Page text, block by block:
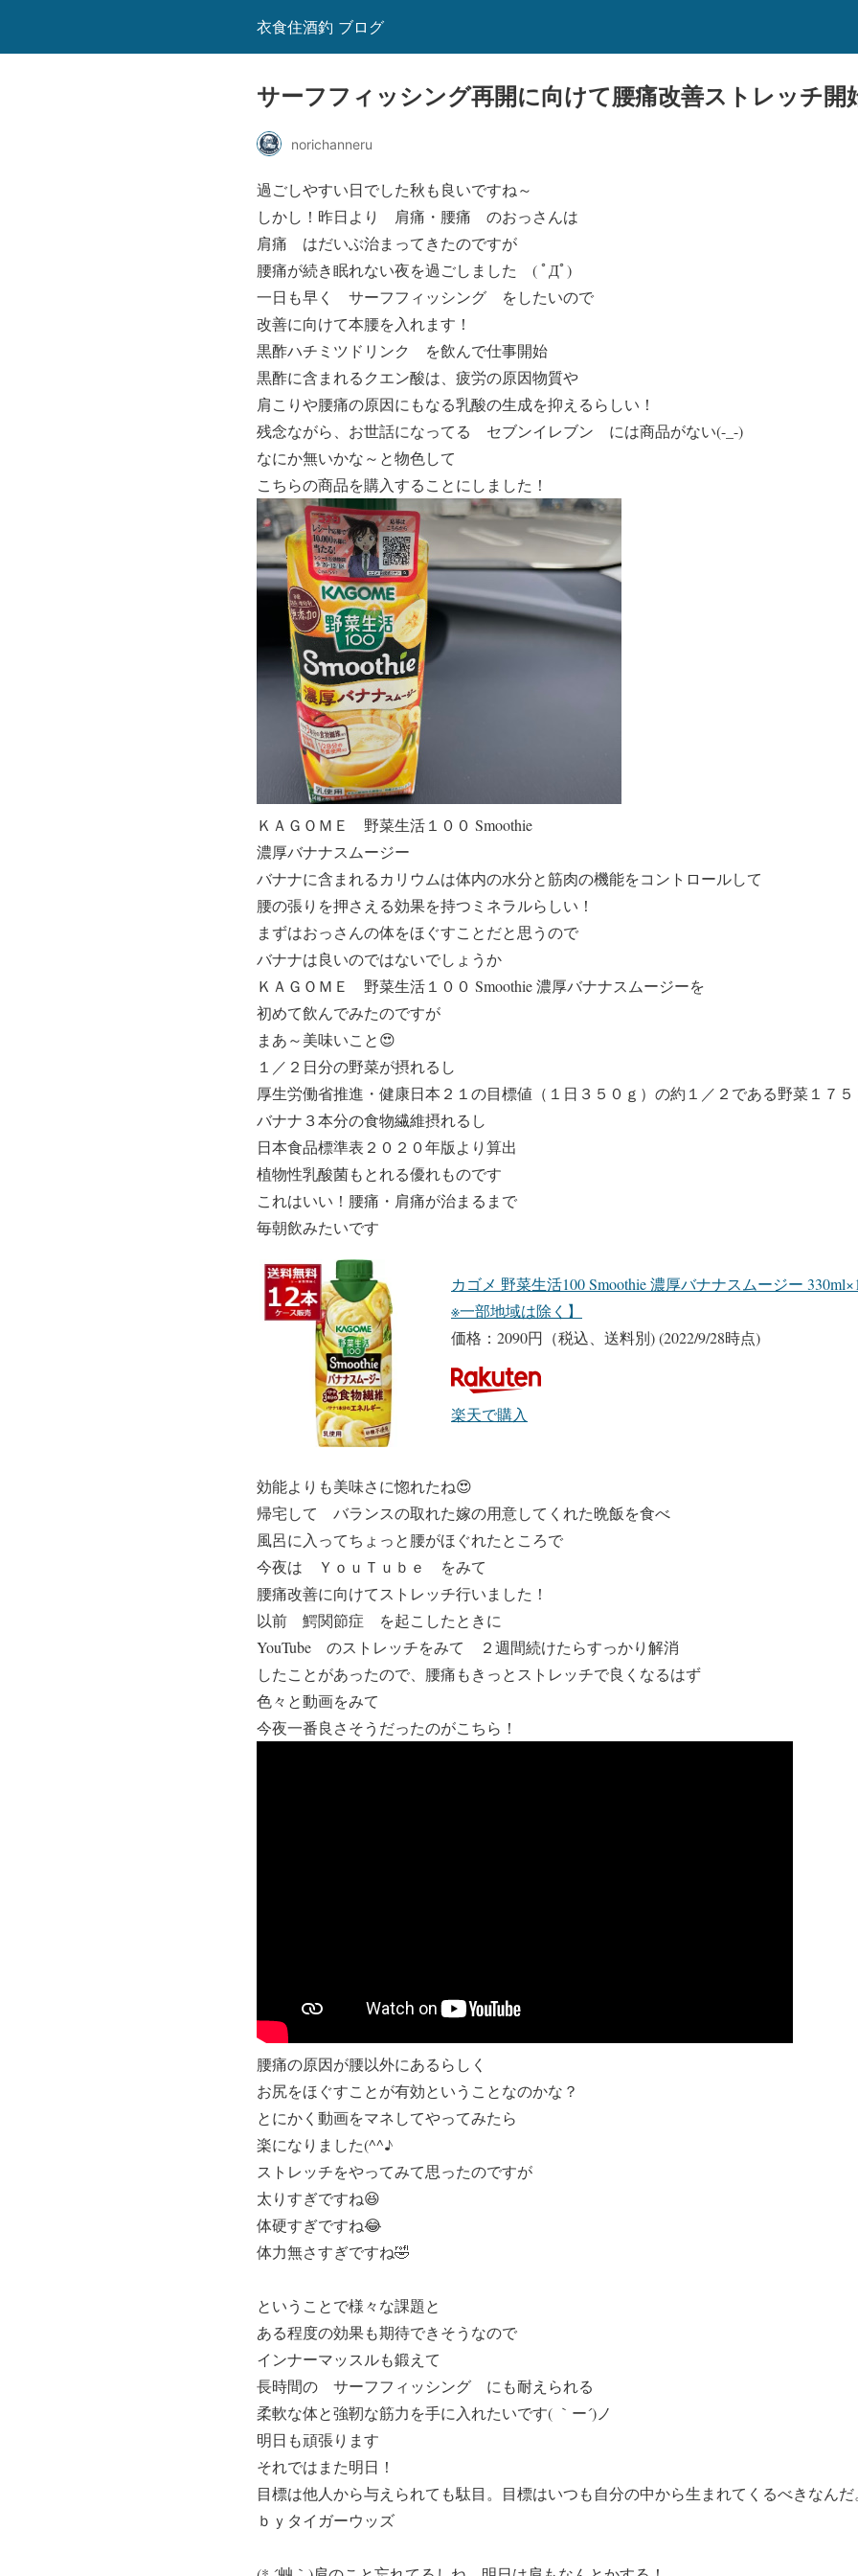
衣食住酒釣 ブログ
サーフフィッシング再開に向けて腰痛改善ストレッチ開
norichanneru
過ごしやすい日でした秋も良いですね～
しかし！昨日より 肩痛・腰痛 のおっさんは
肩痛 はだいぶ治まってきたのですが
腰痛が続き眠れない夜を過ごしました ( ﾟДﾟ)
一日も早く サーフフィッシング をしたいので
改善に向けて本腰を入れます！
黒酢ハチミツドリンク を飲んで仕事開始
黒酢に含まれるクエン酸は、疲労の原因物質や
肩こりや腰痛の原因にもなる乳酸の生成を抑えるらしい！
残念ながら、お世話になってる セブンイレブン には商品がない(-_-)
なにか無いかな～と物色して
こちらの商品を購入することにしました！
ＫＡＧＯＭＥ 野菜生活１００ Smoothie
濃厚バナナスムージー
バナナに含まれるカリウムは体内の水分と筋肉の機能をコントロールして
腰の張りを押さえる効果を持つミネラルらしい！
まずはおっさんの体をほぐすことだと思うので
バナナは良いのではないでしょうか
ＫＡＧＯＭＥ 野菜生活１００ Smoothie 濃厚バナナスムージーを
初めて飲んでみたのですが
まあ～美味いこと😍
１／２日分の野菜が摂れるし
厚生労働省推進・健康日本２１の目標値（１日３５０ｇ）の約１／２である野菜１７５
バナナ３本分の食物繊維摂れるし
日本食品標準表２０２０年版より算出
植物性乳酸菌もとれる優れものです
これはいい！腰痛・肩痛が治まるまで
毎朝飲みたいです
カゴメ 野菜生活100 Smoothie 濃厚バナナスムージー
※一部地域は除く】
価格：2090円（税込、送料別)(2022/9/28時点)
楽天で購入
効能よりも美味さに惚れたね😍
帰宅して バランスの取れた嫁の用意してくれた晩飯を食べ
風呂に入ってちょっと腰がほぐれたところで
今夜は ＹｏｕＴｕｂｅ をみて
腰痛改善に向けてストレッチ行いました！
以前 鰐関節症 を起こしたときに
YouTube のストレッチをみて ２週間続けたらすっかり解消
したことがあったので、腰痛もきっとストレッチで良くなるはず
色々と動画をみて
今夜一番良さそうだったのがこちら！
腰痛の原因が腰以外にあるらしく
お尻をほぐすことが有効ということなのかな？
とにかく動画をマネしてやってみたら
楽になりました(^^♪
ストレッチをやってみて思ったのですが
太りすぎですね😆
体硬すぎですね😂
体力無さすぎですね🤣
ということで様々な課題と
ある程度の効果も期待できそうなので
インナーマッスルも鍛えて
長時間の サーフフィッシング にも耐えられる
柔軟な体と強靭な筋力を手に入れたいです( ｀ー´)ノ
明日も頑張ります
それではまた明日！
目標は他人から与えられても駄目。目標はいつも自分の中から生まれてくるべきなんだ
ｂｙタイガーウッズ